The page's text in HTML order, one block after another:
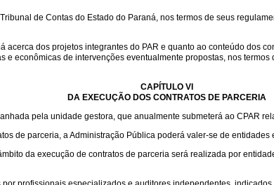
de Contas do Estado do Paraná, nos termos de seus
dos projetos integrantes do PAR e quanto ao conteúdo dos
econômicas de intervenções eventualmente propostas, nos
CAPÍTULO VI
DA EXECUÇÃO DOS CONTRATOS DE PARCERIA
pela unidade gestora, que anualmente submeterá ao CPAR
de parceria, a Administração Pública poderá valer-se de
da execução de contratos de parceria será realizada por